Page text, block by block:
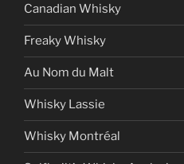
Canadian Whisky
Freaky Whisky
Au Nom du Malt
Whisky Lassie
Whisky Montréal